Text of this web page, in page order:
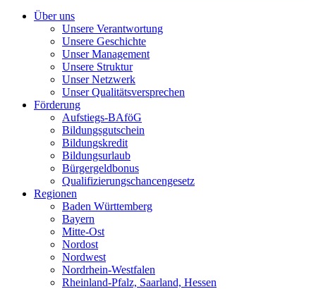
Über uns
Unsere Verantwortung
Unsere Geschichte
Unser Management
Unsere Struktur
Unser Netzwerk
Unser Qualitätsversprechen
Förderung
Aufstiegs-BAföG
Bildungsgutschein
Bildungskredit
Bildungsurlaub
Bürgergeldbonus
Qualifizierungschancengesetz
Regionen
Baden Württemberg
Bayern
Mitte-Ost
Nordost
Nordwest
Nordrhein-Westfalen
Rheinland-Pfalz, Saarland, Hessen